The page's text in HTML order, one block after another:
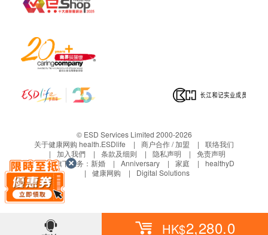
HK$2,280.0
© ESD Services Limited 2000-2026
关于健康网购 health.ESDlife
商户合作 / 加盟
联络我们
加入我們
条款及细则 隐私声明
免责声明
生活易旗下业务： 新婚 Anniversary 家庭
healthyD
健康网购
Digital Solutions